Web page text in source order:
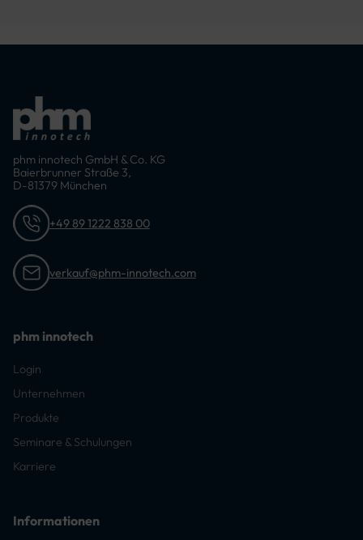
phm innotech GmbH & Co. KG
Baierbrunner Straße 3,
D-81379 München
+49 89 1222 838 00
verkauf@phm-innotech.com
phm innotech
Login
Unternehmen
Produkte
Seminare & Schulungen
Karriere
Informationen